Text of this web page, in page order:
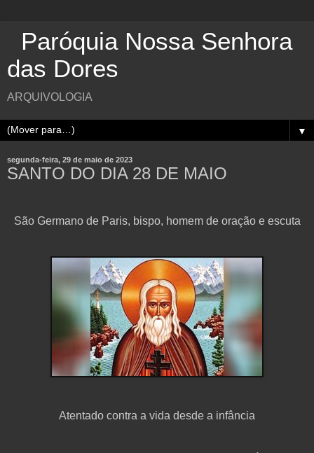
Paróquia Nossa Senhora
das Dores
ARQUIVOLOGIA
▼
segunda-feira, 29 de maio de 2023
SANTO DO DIA 28 DE MAIO
São Germano de Paris, bispo, homem de oração e escuta
Atentado contra a vida desde a infância